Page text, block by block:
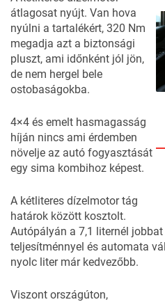
átlagosat nyújt. Van hova
nyúlni a tartalékért, 320 Nm
megadja azt a biztonsági
pluszt, ami időnként jól jön,
de nem hergel bele
ostobaságokba.
4×4 és emelt hasmagasság
híján nincs ami érdemben
növelje az autó fogyasztását
egy sima kombihoz képest.
A kétliteres dízelmotor tág
határok között kosztolt.
Autópályán a 7,1 liternél
teljesítménnyel és automata
nyolc liter már kedvezőbb.
Viszont országúton,